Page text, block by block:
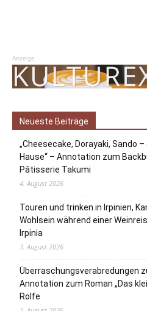
Anzeige
Neueste Beiträge
„Cheesecake, Dorayaki, Sando
Hause“ – Annotation zum
Pâtisserie Takumi
4. August 2026
Touren und trinken in Irpinien,
Wohlsein während einer
Irpinia
3. August 2026
Überraschungsverabredungen
Annotation zum Roman „Das
Rolfe